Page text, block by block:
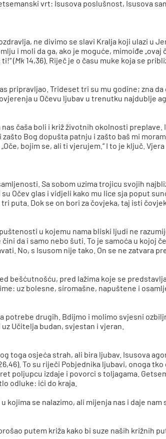
vrt: Isusova poslušnost, Isusova
ne divimo se slavi Kralja koji ulazi u
i moli da ga, ako je moguće, mimoiđe „ovaj
(Mk 14,36). Riječ je o času muke koja se
pripravljao. Trideset tri su mu godine; zna
u Očevu ljubav u trenutku najdublje
čaša boli i križ životnih okolnosti preplave.
Bog dopušta patnju i zašto baš mi
bojim se, ali ti vjerujem.“ I to je ključ.
Sa sobom uzima trojicu svojih
Očev glas i vidjeli kako mu lice sja poput
puta. Dok se on bori za čovjeka, taj isti
u kojemu nama bliski ljudi ne
da i samo nebo šuti. To je samoća u kojoj
No, s Isusom nije tako. On se ne zatvara
bešćutnošću, pred lažima koje se
uz bolesne, siromašne, napuštene i
potrebe drugih. Bdijmo i molimo svjesni
Učitelja budan, svjestan i vjeran.
toga osjeća strah, ali bira ljubav. Isusova
To su riječi Pobjednika ljubavi, onoga
poljupcu izdaje i povorci s toljagama.
odluke: ići do kraja.
se nalazimo, ali mijenja nas i daje nam
putem križa kako bi suze naših križnih